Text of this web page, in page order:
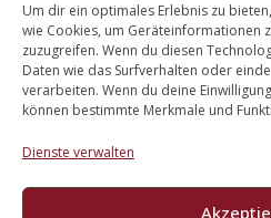
Um dir ein optimales Erlebnis zu
wie Cookies, um Geräteinformationen
zuzugreifen. Wenn du diesen
Daten wie das Surfverhalten oder
verarbeiten. Wenn du deine
können bestimmte Merkmale und
Dienste verwalten
WALEK
Bachstraße 13
56727 Mayen
02651 98 900
info@walek-